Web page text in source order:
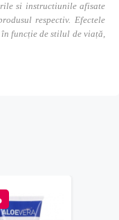
si instructiunile afisate
respectiv. Efectele
funcție de stilul de viață,